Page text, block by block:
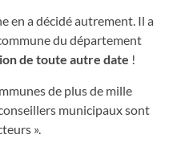
en a décidé autrement. Il a
du département
de toute autre date !
de plus de mille
municipaux sont
».